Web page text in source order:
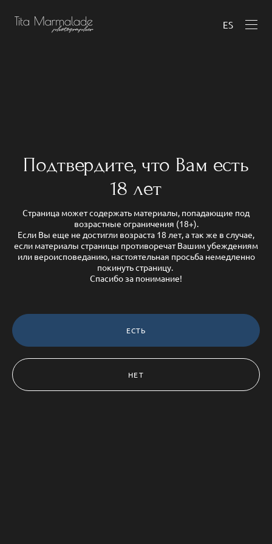
ES
Подтвердите, что Вам есть
18 лет
Страница может содержать материалы, попадающие под
возрастные ограничения (18+).
Если Вы еще не достигли возраста 18 лет, а так же в случае,
если материалы страницы противоречат Вашим убеждениям
или вероисповеданию, настоятельная просьба немедленно
покинуть страницу.
Спасибо за понимание!
ЕСТЬ
НЕТ